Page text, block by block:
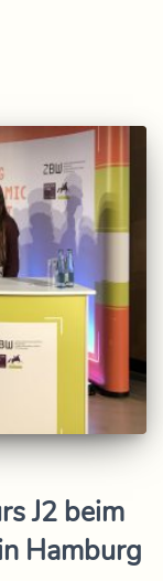
J2 beim
Hamburg